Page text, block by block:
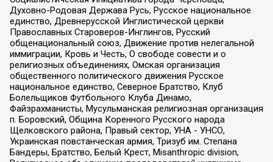
Духовно-Родовая Держава Русь, Русское национальное
единство, Древнерусской Инглистической церкви
Православных Староверов-Инглингов, Русский
общенациональный союз, Движение против нелегальной
иммиграции, Кровь и Честь, О свободе совести и о
религиозных объединениях, Омская организация
общественного политического движения Русское
национальное единство, Северное Братство, Клуб
Болельщиков Футбольного Клуба Динамо,
Файзрахманисты, Мусульманская религиозная организация
п. Боровский, Община Коренного Русского народа
Щелковского района, Правый сектор, УНА - УНСО,
Украинская повстанческая армия, Тризуб им. Степана
Бандеры, Братство, Белый Крест, Misanthropic division,